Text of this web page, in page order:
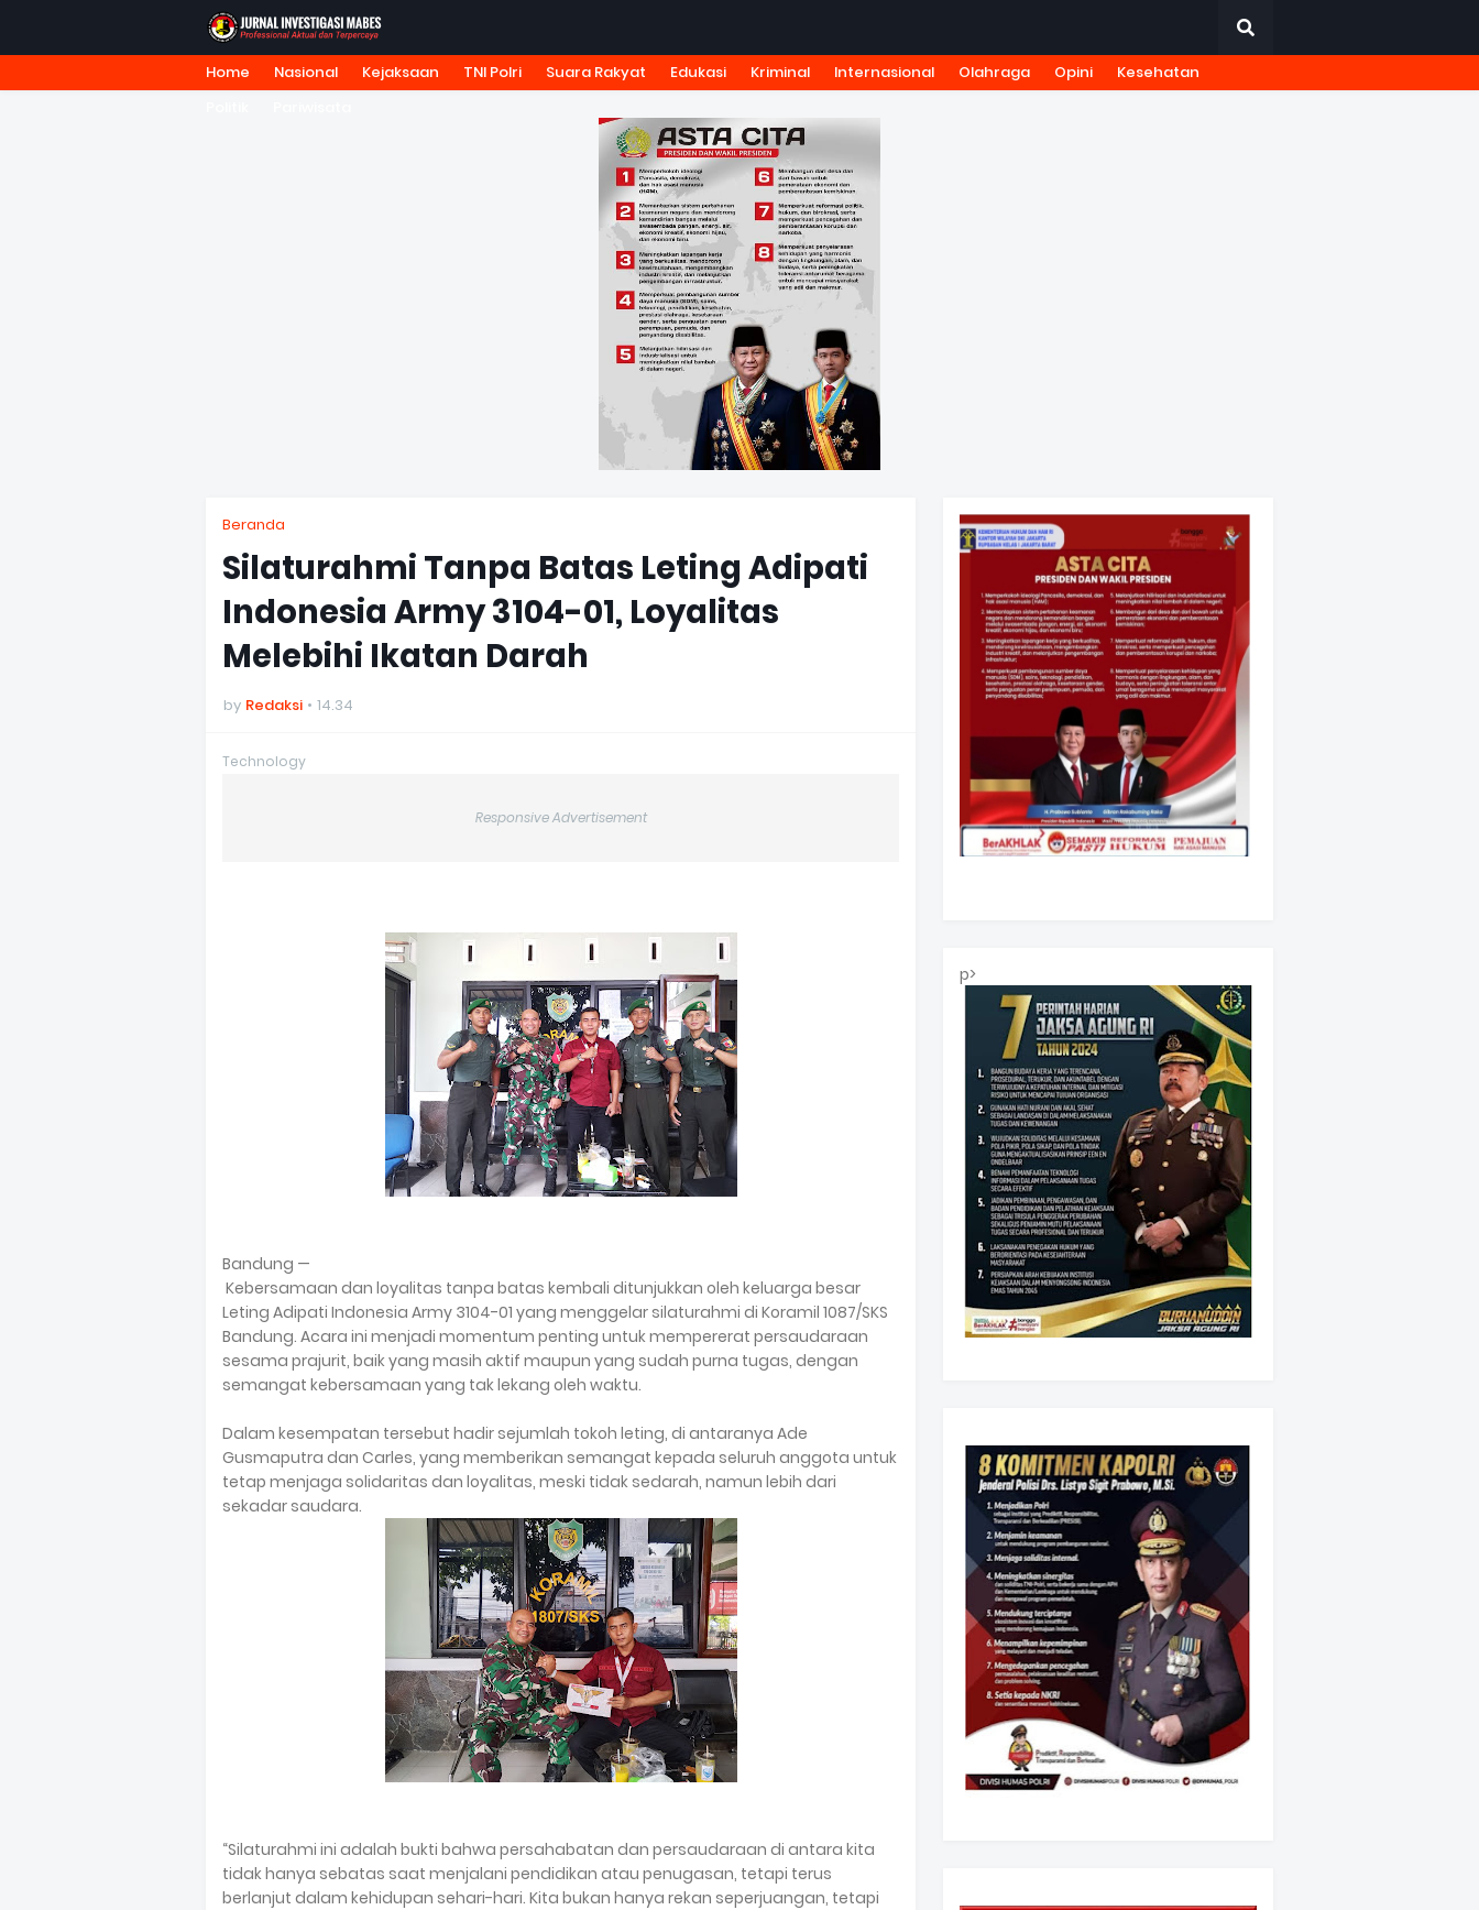
HOME TENTANG KAMI REDAKSI TARIF IKLAN PEDOMAN MEDIA SIBER KODE ETIK JURNALISTIK
Home Nasional Kejaksaan TNI Polri Suara Rakyat Edukasi Kriminal Internasional Olahraga Opini
Kesehatan
Beranda
Silaturahmi Tanpa Batas Leting Adipati
Indonesia Army 3104-01, Loyalitas
Melebihi Ikatan Darah
by Redaksi 14.34
Technology
Responsive Advertisement
Bandung —
Kebersamaan dan loyalitas tanpa batas kembali ditunjukkan oleh keluarga besar
Leting Adipati Indonesia Army 3104-01 yang menggelar silaturahmi di Koramil 1087/SKS
Bandung. Acara ini menjadi momentum penting untuk mempererat persaudaraan
sesama prajurit, baik yang masih aktif maupun yang sudah purna tugas, dengan
semangat kebersamaan yang tak lekang oleh waktu.
Dalam kesempatan tersebut hadir sejumlah tokoh leting, di antaranya Ade
Gusmaputra dan Carles, yang memberikan semangat kepada seluruh anggota untuk
tetap menjaga solidaritas dan loyalitas, meski tidak sedarah, namun lebih dari
sekadar saudara.
“Silaturahmi ini adalah bukti bahwa persahabatan dan persaudaraan di antara kita
tidak hanya sebatas saat menjalani pendidikan atau penugasan, tetapi terus
berlanjut dalam kehidupan sehari-hari. Kita bukan hanya rekan seperjuangan, tetapi
p>